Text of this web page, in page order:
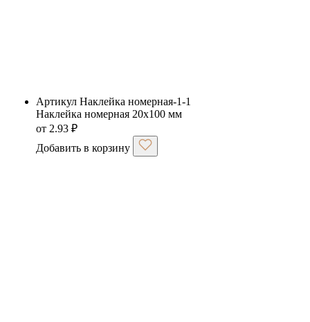
Артикул Наклейка номерная-1-1
Наклейка номерная 20х100 мм
от 2.93 ₽
Добавить в корзину